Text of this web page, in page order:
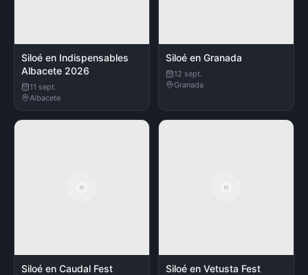
Siloé en Indispensables
Albacete 2026
11 sept.
Albacete
Siloé en Granada
12 sept.
Granada
Siloé en Caudal Fest
Siloé en Vetusta Fest